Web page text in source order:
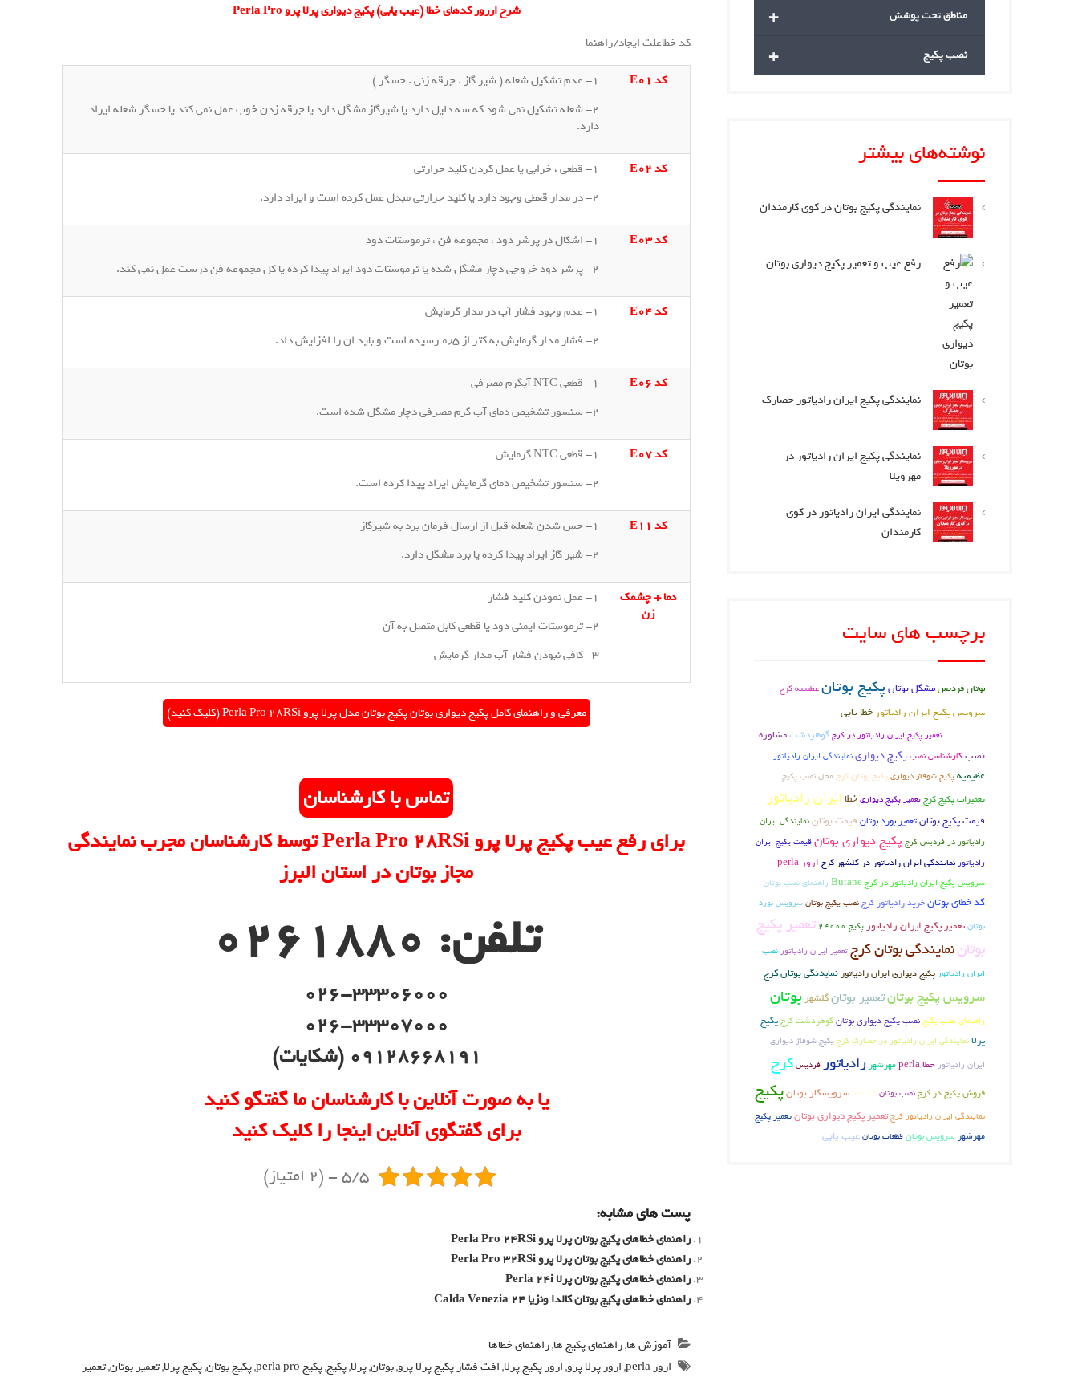
شرح اررور کدهای خطا (عیب یابی) پکیج دیواری پرلا پرو Perla Pro
کد خطاعلت ایجاد/راهنما
کد E01
1- عدم تشکیل شعله ( شیر گاز . جرقه زنی . حسگر )
2- شعله تشکیل نمی شود که سه دلیل دارد یا شیرگاز مشگل دارد یا جرقه زدن خوب عمل نمی کند یا حسگر شعله ایراد
دارد.
کد E02
1- قطعی ، خرابی یا عمل کردن کلید حرارتی
2- در مدار قعطی وجود دارد یا کلید حرارتی مبدل عمل کرده است و ایراد دارد.
کد E03
1- اشکال در پرشر دود ، مجموعه فن ، ترموستات دود
2- پرشر دود خروجی دچار مشگل شده یا ترموستات دود ایراد پیدا کرده یا کل مجموعه فن درست عمل نمی کند.
کد E04
1- عدم وجود فشار آب در مدار گرمایش
2- فشار مدار گرمایش به کتر از ۰٫۵ رسیده است و باید ان را افزایش داد.
کد E06
1- قطعی NTC آبگرم مصرفی
2- سنسور تشخیص دمای آب گرم مصرفی دچار مشگل شده است.
کد E07
1- قطعی NTC گرمایش
2- سنسور تشخیص دمای گرمایش ایراد پیدا کرده است.
کد E11
1- حس شدن شعله قبل از ارسال فرمان برد به شیرگاز
2- شیر گاز ایراد پیدا کرده یا برد مشگل دارد.
دما + چشمک
زن
1- عمل نمودن کلید فشار
2- ترموستات ایمنی دود یا قطعی کابل متصل به آن
3- کافی نبودن فشار آب مدار گرمایش
معرفی و راهنمای کامل پکیج دیواری بوتان پکیج بوتان مدل پرلا پرو Perla Pro 28RSi (کلیک کنید)
تماس با کارشناسان
برای رفع عیب پکیج پرلا پرو Perla Pro 28RSi توسط کارشناسان مجرب نمایندگی
مجاز بوتان در استان البرز
تلفن: 0261880
026-33306000
026-33307000
09128668191 (شکایات)
یا به صورت آنلاین با کارشناسان ما گفتگو کنید
برای گفتگوی آنلاین اینجا را کلیک کنید
5/5 - (2 امتیاز)
پست های مشابه:
راهنمای خطاهای پکیج بوتان پرلا پرو Perla Pro 24RSi
راهنمای خطاهای پکیج بوتان پرلا پرو Perla Pro 32RSi
راهنمای خطاهای پکیج بوتان پرلا Perla 24i
راهنمای خطاهای پکیج بوتان کالدا ونزیا Calda Venezia 24
آموزش ها,راهنمای پکیج ها,راهنمای خطاها
ارور perla
,ارور پرلا پرو,ارور پکیج پرلا,افت فشار پکیج پرلا پرو,بوتان,پرلا,پکیج,پکیج perla pro ,پکیج بوتان,پکیج پرلا,تعمیر بوتان,تعمیر
+ مناطق تحت پوشش
+ نصب پکیج
نوشته‌های بیشتر
نمایندگی پکیج بوتان در کوی کارمندان
رفع عیب و تعمیر پکیج دیواری بوتان
نمایندگی پکیج ایران رادیاتور حصارک
نمایندگی پکیج ایران رادیاتور در
مهرویلا
نمایندگی ایران رادیاتور در کوی
کارمندان
برچسب های سایت
بوتان فردیسمشکل بوتان پکیج بوتانعظیمیه کرج
سرویس پکیج ایران رادیاتور خطا یابی
تعمیر پکیج ایران رادیاتور در کرجگوهردشتمشاوره
نصبکارشناسی نصبپکیج دیوارینمایندگی ایران رادیاتور
عظیمیهپکیج شوفاژ دیواریپکیج بوتان کرج محل نصب پکیج
تعمیرات پکیج کرجتعمیر پکیج دیواریخطاایران رادیاتور
قیمت پکیج بوتانتعمیر بورد بوتان قیمت بوتاننمایندگی ایران
رادیاتور در فردیس کرج پکیج دیواری بوتانقیمت پکیج ایران
رادیاتور نمایندگی ایران رادیاتور در گلشهر کرج ارور perla
سرویس پکیج ایران رادیاتور در کرجButane راهنمای نصب بوتان
کد خطای بوتانخرید رادیاتور کرجنصب پکیج بوتانسرویس بورد
بوتانتعمیر پکیج ایران رادیاتور پکیج 24000
تعمیر پکیج
بوتاننمایندگی بوتان کرجتعمیر ایران رادیاتور نصب
ایران رادیاتور پکیج دیواری ایران رادیاتور نمایدنگی بوتان کرج
سرویس پکیج بوتانتعمیر بوتانگلشهر بوتان
راهنمای نصب پکیجنصب پکیج دیواری بوتانگوهردشت کرجپکیج
پرلانمایندگی ایران رادیاتور در حصارک کرجپکیج شوفاژ دیواری
ایران رادیاتور خطا perla مهرشهر رادیاتورفردیسکرج
فروش پکیج در کرجنصب بوتانکد خطا سرویسکار بوتانپکیج
نمایندگی ایران رادیاتور کرجتعمیر پکیج دیواری بوتانتعمیر پکیج
مهرشهر سرویس بوتانقطعات بوتانعیب یابی